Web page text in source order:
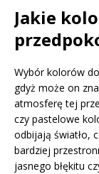
Jakie
Wybór kolorów
gdyż może on
atmosferę tej
czy pastelowe
odbijają światło,
bardziej
jasnego błękitu